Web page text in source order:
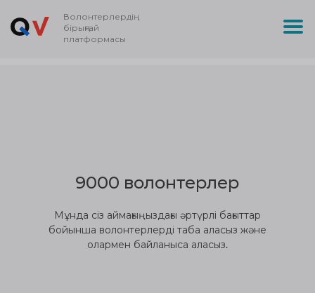
Волонтерлердің
бірыңғай
платформасы
9000 волонтерлер
Мұнда сіз аймағыңыздағы әртүрлі бағыттар
бойынша волонтерлерді таба аласыз және
олармен байланыса аласыз.